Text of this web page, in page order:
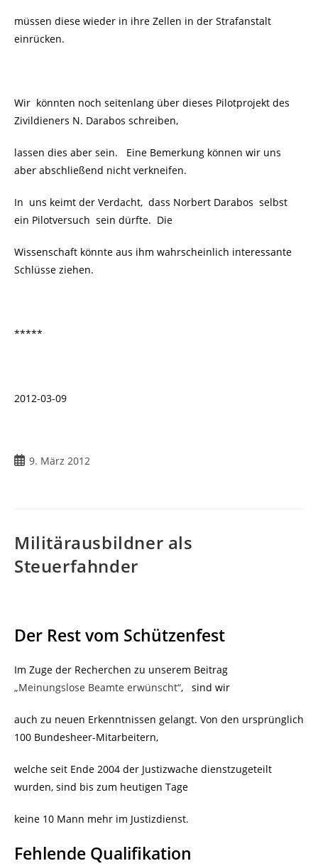
müssen diese wieder in ihre Zellen in der Strafanstalt
einrücken.
Wir könnten noch seitenlang über dieses Pilotprojekt des
Zivildieners N. Darabos schreiben,
lassen dies aber sein. Eine Bemerkung können wir uns
aber abschließend nicht verkneifen.
In uns keimt der Verdacht, dass Norbert Darabos selbst
ein Pilotversuch sein dürfte. Die
Wissenschaft könnte aus ihm wahrscheinlich interessante
Schlüsse ziehen.
*****
2012-03-09
9. März 2012
Militärausbildner als
Steuerfahnder
Der Rest vom Schützenfest
Im Zuge der Recherchen zu unserem Beitrag
„Meinungslose Beamte erwünscht“, sind wir
auch zu neuen Erkenntnissen gelangt. Von den ursprünglich
100 Bundesheer-Mitarbeitern,
welche seit Ende 2004 der Justizwache dienstzugeteilt
wurden, sind bis zum heutigen Tage
keine 10 Mann mehr im Justizdienst.
Fehlende Qualifikation